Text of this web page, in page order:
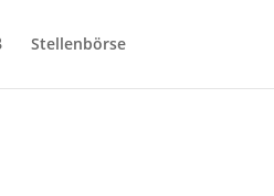
Stellenbörse